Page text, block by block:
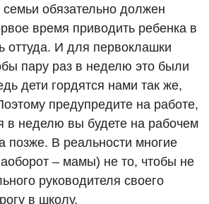
отделение
отделение
семьи обязательно должен
время приводить ребенка в
оттуда. И для первоклашки
пару раз в неделю это были
дети гордятся нами так же,
предупредите на работе,
в неделю вы будете на рабочем
позже. В реальности многие
– мамы) не то, чтобы не
руководителя своего
в школу.